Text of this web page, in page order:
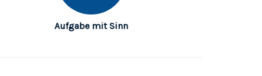
Aufgabe mit Sinn